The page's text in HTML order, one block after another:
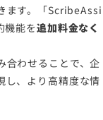
ます。「ScribeAssi
機能を追加料金なく
合わせることで、企
し、より高精度な情